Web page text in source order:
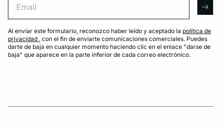
Al enviar este formulario, reconozco haber leído y aceptado la política de
privacidad , con el fin de enviarte comunicaciones comerciales. Puedes
darte de baja en cualquier momento haciendo clic en el enlace "darse de
baja" que aparece en la parte inferior de cada correo electrónico.